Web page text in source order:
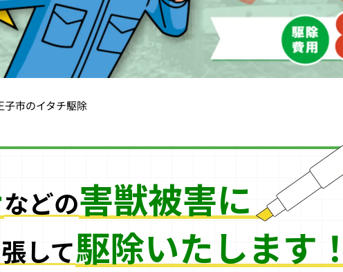
子市のイタチ駆除
などの害獣被害に
して駆除いたします！